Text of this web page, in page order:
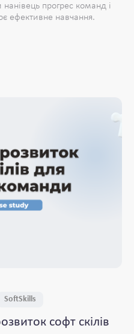
нанівець прогрес команд і
ефективне навчання.
SoftSkills
софт скілів